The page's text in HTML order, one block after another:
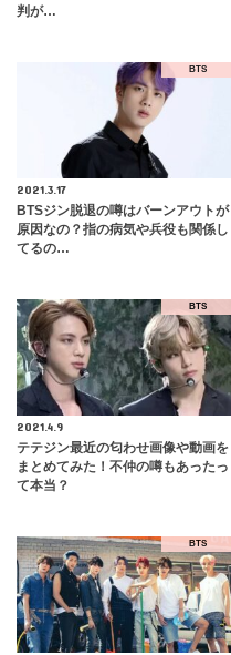
判が…
BTS
2021.3.17
BTSジン脱退の噂はバーンアウトが
原因なの？指の病気や兵役も関係し
てるの…
BTS
2021.4.9
テテジン最近の匂わせ画像や動画を
まとめてみた！不仲の噂もあったっ
て本当？
BTS